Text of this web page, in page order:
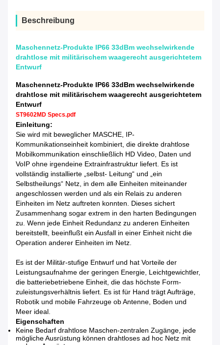
Beschreibung
Maschennetz-Produkte IP66 33dBm wechselwirkende
drahtlose mit militärischem waagerecht ausgerichtetem
Entwurf
Maschennetz-Produkte IP66 33dBm wechselwirkende
drahtlose mit militärischem waagerecht ausgerichtetem
Entwurf
ST9602MD Specs.pdf
Einleitung:
Sie wird mit beweglicher MASCHE, IP-
Kommunikationseinheit kombiniert, die direkte drahtlose
Mobilkommunikation einschließlich HD Video, Daten und
VoIP ohne irgendeine Extrainfrastruktur liefert. Es ist
vollständig installierte „selbst- Leitung“ und „ein
Selbstheilungs“ Netz, in dem alle Einheiten miteinander
angeschlossen werden und als ein Relais zu anderen
Einheiten im Netz auftreten konnten. Dieses sichert
Zusammenhang sogar extrem in den harten Bedingungen
zu. Wenn jede Einheit Redundanz zu anderen Einheiten
bereitstellt, beeinflußt ein Ausfall in einer Einheit nicht die
Operation anderer Einheiten im Netz.
Es ist der Militär-stufige Entwurf und hat Vorteile der
Leistungsaufnahme der geringen Energie, Leichtgewichtler,
die batteriebetriebene Einheit, die das höchste Form-
zuleistungsverhältnis liefert. Es ist für Hand trägt Aufträge,
Robotik und mobile Fahrzeuge ob Antenne, Boden und
Meer ideal.
Eigenschaften
Keine Bedarf drahtlose Maschen-zentralen Zugänge, jede
mögliche Ausrüstung können drahtloses ad hoc Netz mit